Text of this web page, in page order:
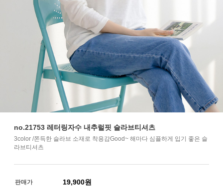
no.21753 레터링자수 내추럴핏 슬라브티셔츠
3color /쫀득한 슬라브 소재로 착용감Good~ 해마다 심플하게 입기 좋은 슬
라브티셔츠
판매가 19,900원